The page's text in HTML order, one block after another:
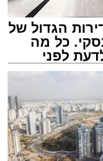
הגדול של
כל מה
לפני
הצעה לדירה